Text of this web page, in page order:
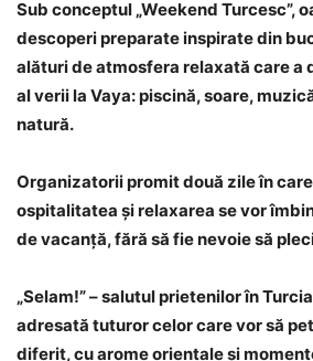
Sub conceptul „Weekend Turcesc”,
descoperi preparate inspirate din
alături de atmosfera relaxată care a
al verii la Vaya: piscină, soare,
natură.
Organizatorii promit două zile în
ospitalitatea și relaxarea se vor
de vacanță, fără să fie nevoie să
„Selam!” – salutul prietenilor în
adresată tuturor celor care vor să
diferit, cu arome orientale și